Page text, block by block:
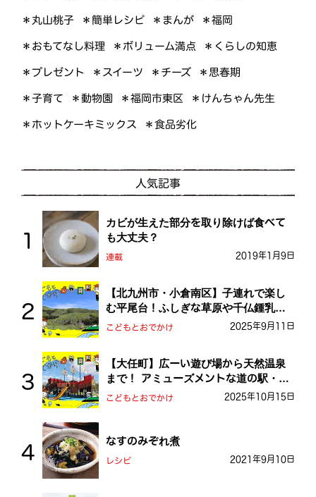
＊丸山桃子 ＊簡単レシピ ＊まんが ＊福岡
＊おもてなし料理 ＊ボリューム満点 ＊くらしの知恵
＊プレゼント ＊スイーツ ＊チーズ ＊思春期
＊子育て ＊動物園 ＊福岡市東区 ＊けんちゃん先生
＊ホットケーキミックス ＊食品劣化
人気記事
カビが生えた部分を取り除けば食べて
も大丈夫？
連載 2019年1月9日
【北九州市・小倉南区】子連れで楽し
む平尾台！ふしぎな草原や千仏鍾乳洞
を探検しよう！
こどもとおでかけ 2025年9月11日
【大任町】広ーい遊び場から天然温泉
まで！ アミューズメントな道の駅・お
おとう桜街道
こどもとおでかけ 2025年10月15日
なすのみぞれ煮
レシピ 2021年9月10日